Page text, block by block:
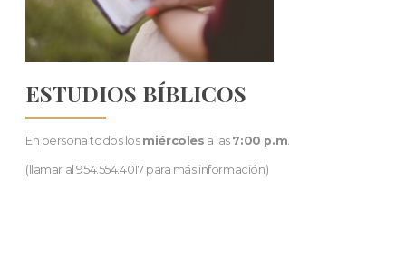
ESTUDIOS BÍBLICOS
En persona todos los miércoles a las 7:00 p.m.
(llamar al 954.554.4017 para más información)